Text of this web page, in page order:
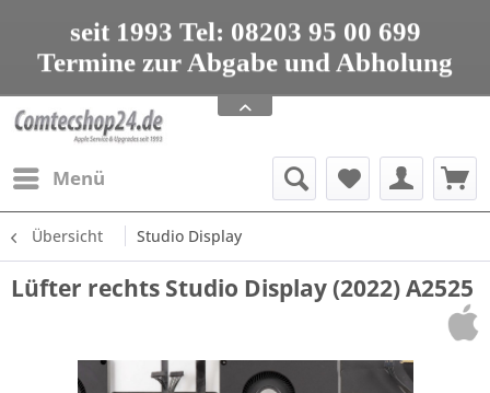
seit 1993 Tel: 08203 95 00 699
Termine zur Abgabe und Abholung
nur nach Vereinbarung
Apple Service, Upgrades und Zubehör
seit 1993 Tel: 08203 95 00 699
Menü
Übersicht Studio Display
Lüfter rechts Studio Display (2022) A2525